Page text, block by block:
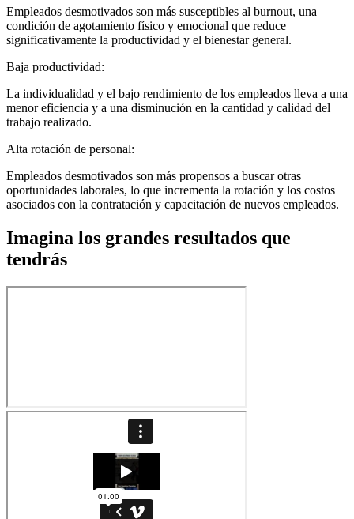
Empleados desmotivados son más susceptibles al burnout, una
condición de agotamiento físico y emocional que reduce
significativamente la productividad y el bienestar general.
Baja productividad:
La individualidad y el bajo rendimiento de los empleados lleva a una
menor eficiencia y a una disminución en la cantidad y calidad del
trabajo realizado.
Alta rotación de personal:
Empleados desmotivados son más propensos a buscar otras
oportunidades laborales, lo que incrementa la rotación y los costos
asociados con la contratación y capacitación de nuevos empleados.
Imagina los grandes resultados que
tendrás